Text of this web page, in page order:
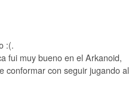
:(.
fui muy bueno en el Arkanoid,
conformar con seguir jugando al